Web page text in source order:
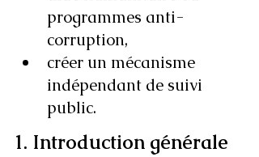
programmes anti-
corruption,
créer un mécanisme
indépendant de suivi
public.
1. Introduction générale